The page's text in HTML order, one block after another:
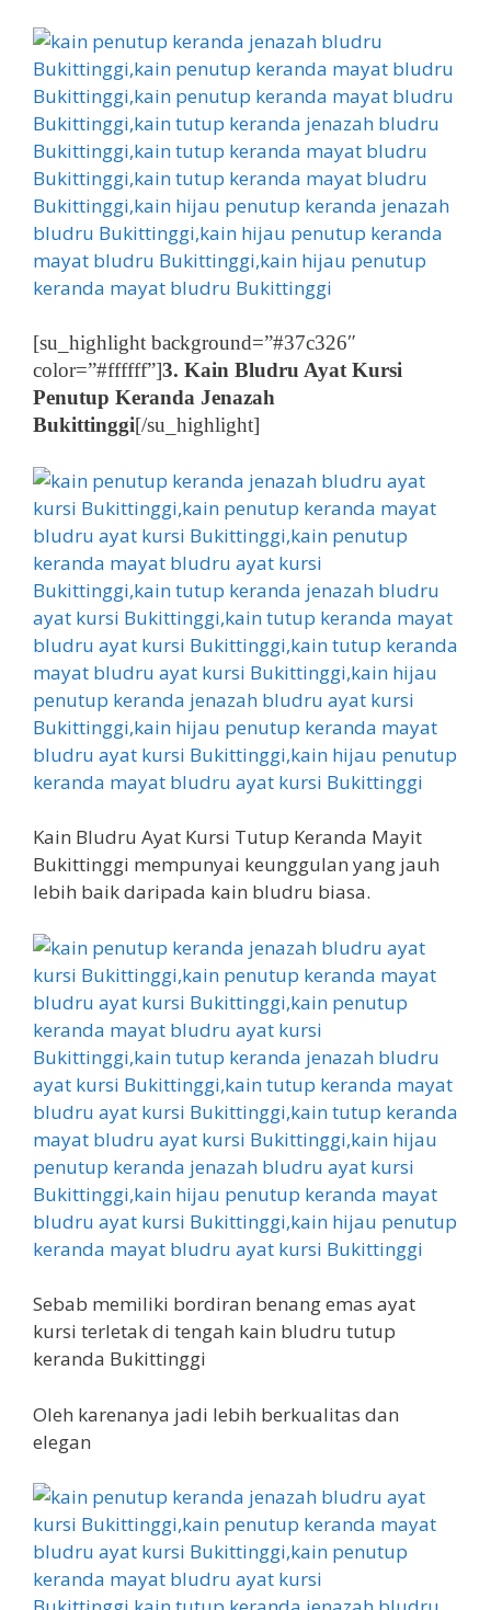
[su_highlight background=”#37c326″
color=”#ffffff”]3. Kain Bludru Ayat Kursi
Penutup Keranda Jenazah
Bukittinggi[/su_highlight]
Kain Bludru Ayat Kursi Tutup Keranda Mayit
Bukittinggi mempunyai keunggulan yang jauh
lebih baik daripada kain bludru biasa.
Sebab memiliki bordiran benang emas ayat
kursi terletak di tengah kain bludru tutup
keranda Bukittinggi
Oleh karenanya jadi lebih berkualitas dan
elegan